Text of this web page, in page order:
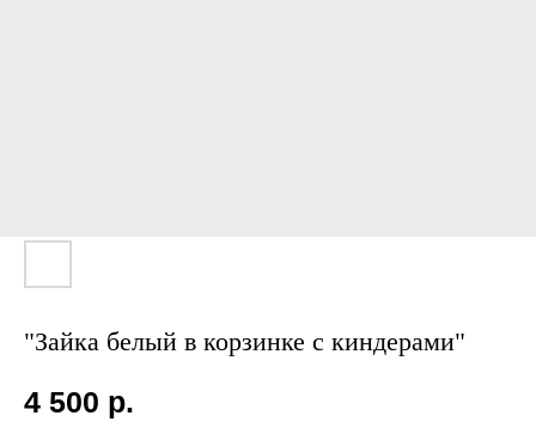
"Зайка белый в корзинке с киндерами"
4 500 р.